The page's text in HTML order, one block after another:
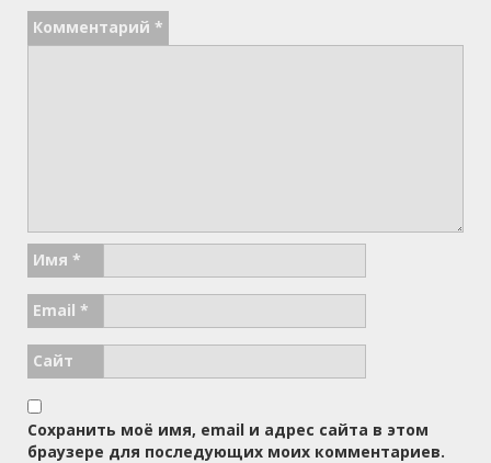
Комментарий *
Имя *
Email *
Сайт
Сохранить моё имя, email и адрес сайта в этом
браузере для последующих моих комментариев.